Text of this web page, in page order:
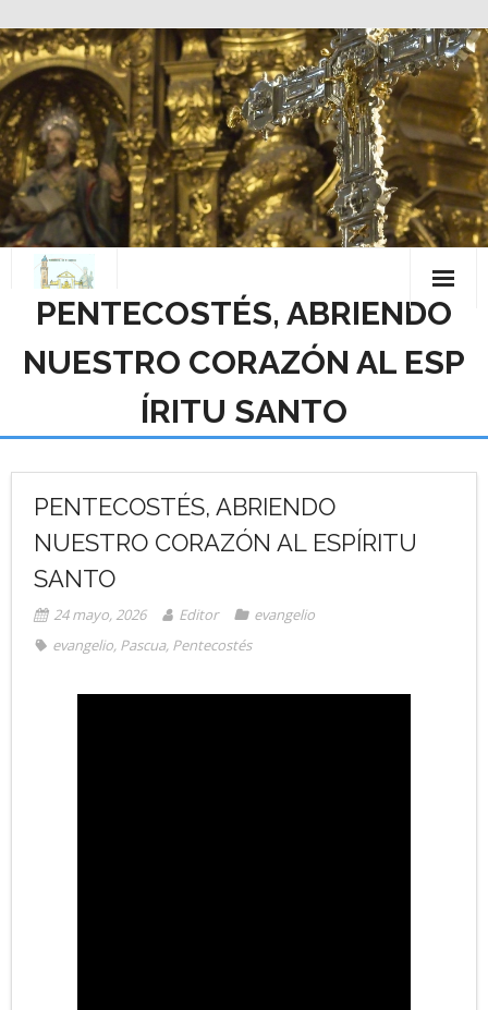
Saltar
al
contenido
PENTECOSTÉS, ABRIENDO
NUESTRO CORAZÓN AL ESP
ÍRITU SANTO
PENTECOSTÉS, ABRIENDO
NUESTRO CORAZÓN AL ESPÍRITU
SANTO
24 mayo, 2026 Editor
evangelio
evangelio, Pascua, Pentecostés